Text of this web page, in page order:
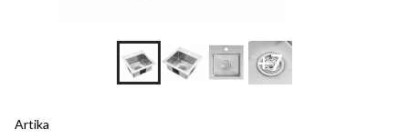
+7
Artika